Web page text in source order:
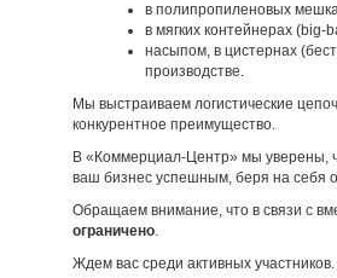
в полипропиленовых
в мягких контейнерах
насыпом, в цистернах
производстве.
Мы выстраиваем логистические
конкурентное преимущество.
В «Коммерциал-Центр» мы уверены,
ваш бизнес успешным, беря на себя
Обращаем внимание, что в связи с
ограничено.
Ждем вас среди активных участников.